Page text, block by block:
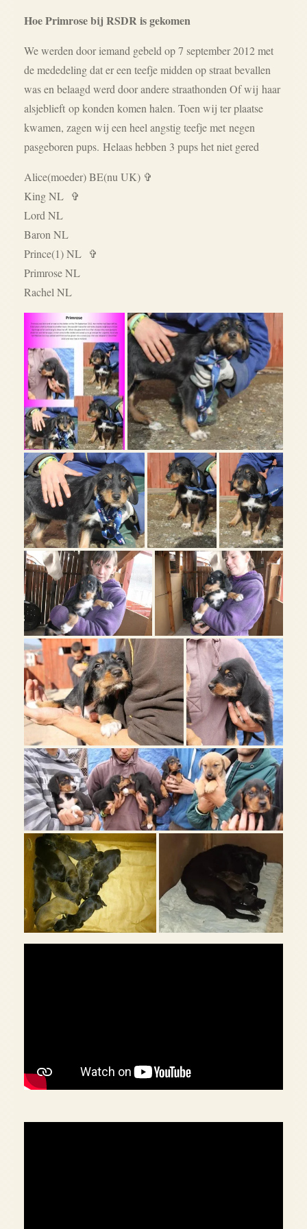
Hoe Primrose bij RSDR is gekomen
We werden door iemand gebeld op 7 september 2012 met
de mededeling dat er een teefje midden op straat bevallen
was en belaagd werd door andere straathonden Of wij haar
alsjeblieft op konden komen halen. Toen wij ter plaatse
kwamen, zagen wij een heel angstig teefje met negen
pasgeboren pups. Helaas hebben 3 pups het niet gered
Alice(moeder) BE(nu UK) ✞
King NL ✞
Lord NL
Baron NL
Prince(1) NL ✞
Primrose NL
Rachel NL